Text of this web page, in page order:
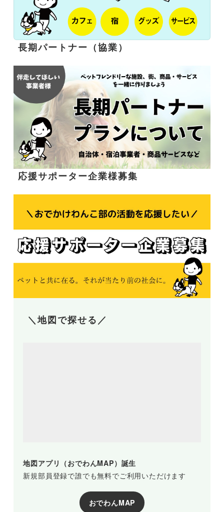
長期パートナー（協業）
応援サポーター企業様募集
＼地図で探せる／
地図アプリ（おでわんMAP）誕生
新規部員登録で誰でも無料でご利用いただけます
おでわんMAP